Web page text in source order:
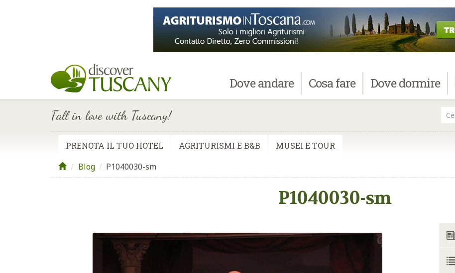
Doveandare Cosafare Dovedormire
Fall in love with Tuscany!
PRENOTA IL TUO HOTEL AGRITURISMI E B&B MUSEI E TOUR
Blog / P1040030-sm
P1040030-sm